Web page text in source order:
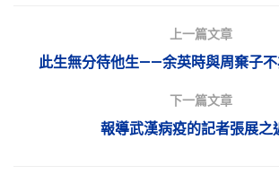
上一篇文章
此生無分待他生——余英時與周棄子
下一篇文章
報導武漢病疫的記者張展之